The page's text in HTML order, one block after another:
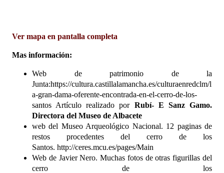
Ver mapa en pantalla completa
Mas información:
Web de patrimonio de la
Junta:https://cultura.castillalamancha.es/culturaenredclm/l
a-gran-dama-oferente-encontrada-en-el-cerro-de-los-
santos Artículo realizado por Rubí- E Sanz Gamo.
Directora del Museo de Albacete
web del Museo Arqueológico Nacional. 12 paginas de
restos procedentes del cerro de los
Santos. http://ceres.mcu.es/pages/Main
Web de Javier Nero. Muchas fotos de otras figurillas del
cerro de los